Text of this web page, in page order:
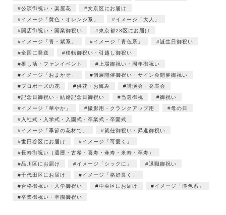
公演御祝い・楽屋花
文京区にお届け
イメージ「黄色・オレンジ系」
イメージ「大人」
開店御祝い・開業御祝い
東京都23区にお届け
イメージ「青・紫系」
イメージ「青色系」
誕生日御祝い
全国に発送
移転御祝い・引越し御祝い
推し活・ファンイベント
上場御祝い・周年御祝い
イメージ「おまかせ」
個展開催御祝い・サイン会開催御祝い
プロポーズの花
供花・お悔み
講演会・発表会
記念日御祝い・結婚記念日御祝い
当選御祝
御祝い
イメージ「華やか」
撮影用・クランクアップ用
母の日
入社式・入学式・入園式・卒業式・卒園式
イメージ「季節の花材で」
就任御祝い・昇進御祝い
世田谷区にお届け
イメージ「可愛く」
長寿御祝い（還暦・古希・喜寿・傘寿・米寿・卒寿）
品川区にお届け
イメージ「シックに」
退職御祝い
千代田区にお届け
イメージ「格好良く」
合格御祝い・入学御祝い
中央区にお届け
イメージ「淡色系」
卒業御祝い・卒園御祝い